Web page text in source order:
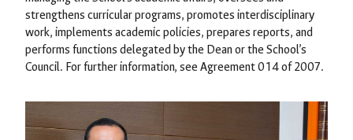
strengthens curricular programs, promotes interdisciplinary
work, implements academic policies, prepares reports, and
performs functions delegated by the Dean or the School’s
Council. For further information, see Agreement 014 of 2007.